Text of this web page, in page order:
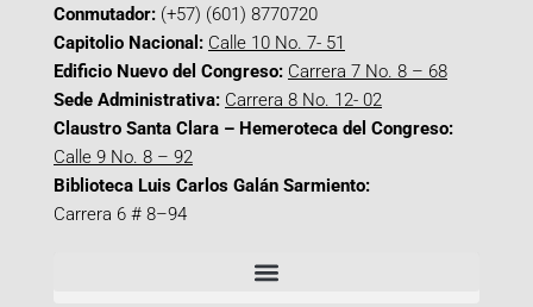
Conmutador: (+57) (601) 8770720
Capitolio Nacional: Calle 10 No. 7- 51
Edificio Nuevo del Congreso: Carrera 7 No. 8 – 68
Sede Administrativa: Carrera 8 No. 12- 02
Claustro Santa Clara – Hemeroteca del Congreso:
Calle 9 No. 8 – 92
Biblioteca Luis Carlos Galán Sarmiento:
Carrera 6 # 8–94